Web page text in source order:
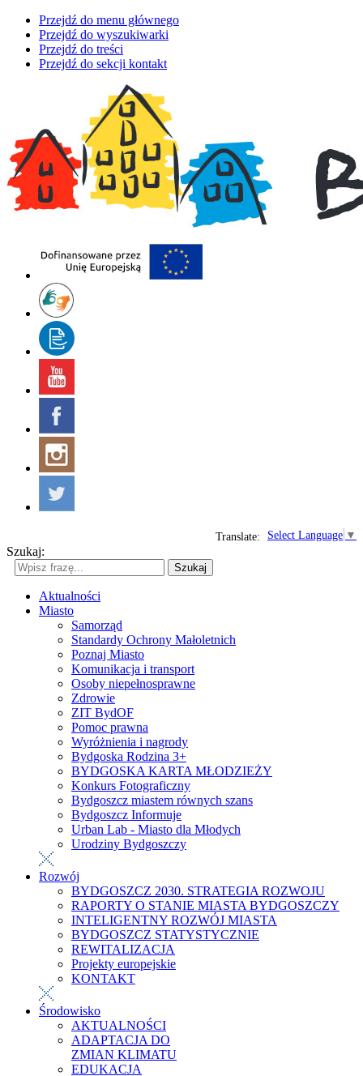
Przejdź do menu głównego
Przejdź do wyszukiwarki
Przejdź do treści
Przejdź do sekcji kontakt
Select Language ▼
Translate:
Szukaj:
Szukaj
Aktualności
Miasto
Samorząd
Standardy Ochrony Małoletnich
Poznaj Miasto
Komunikacja i transport
Osoby niepełnosprawne
Zdrowie
ZIT BydOF
Pomoc prawna
Wyróżnienia i nagrody
Bydgoska Rodzina 3+
BYDGOSKA KARTA MŁODZIEŻY
Konkurs Fotograficzny
Bydgoszcz miastem równych szans
Bydgoszcz Informuje
Urban Lab - Miasto dla Młodych
Urodziny Bydgoszczy
Rozwój
BYDGOSZCZ 2030. STRATEGIA ROZWOJU
RAPORTY O STANIE MIASTA BYDGOSZCZY
INTELIGENTNY ROZWÓJ MIASTA
BYDGOSZCZ STATYSTYCZNIE
REWITALIZACJA
Projekty europejskie
KONTAKT
Środowisko
AKTUALNOŚCI
ADAPTACJA DO
ZMIAN KLIMATU
EDUKACJA